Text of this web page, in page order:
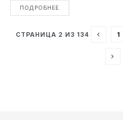
ПОДРОБНЕЕ
СТРАНИЦА 2 ИЗ 134 1